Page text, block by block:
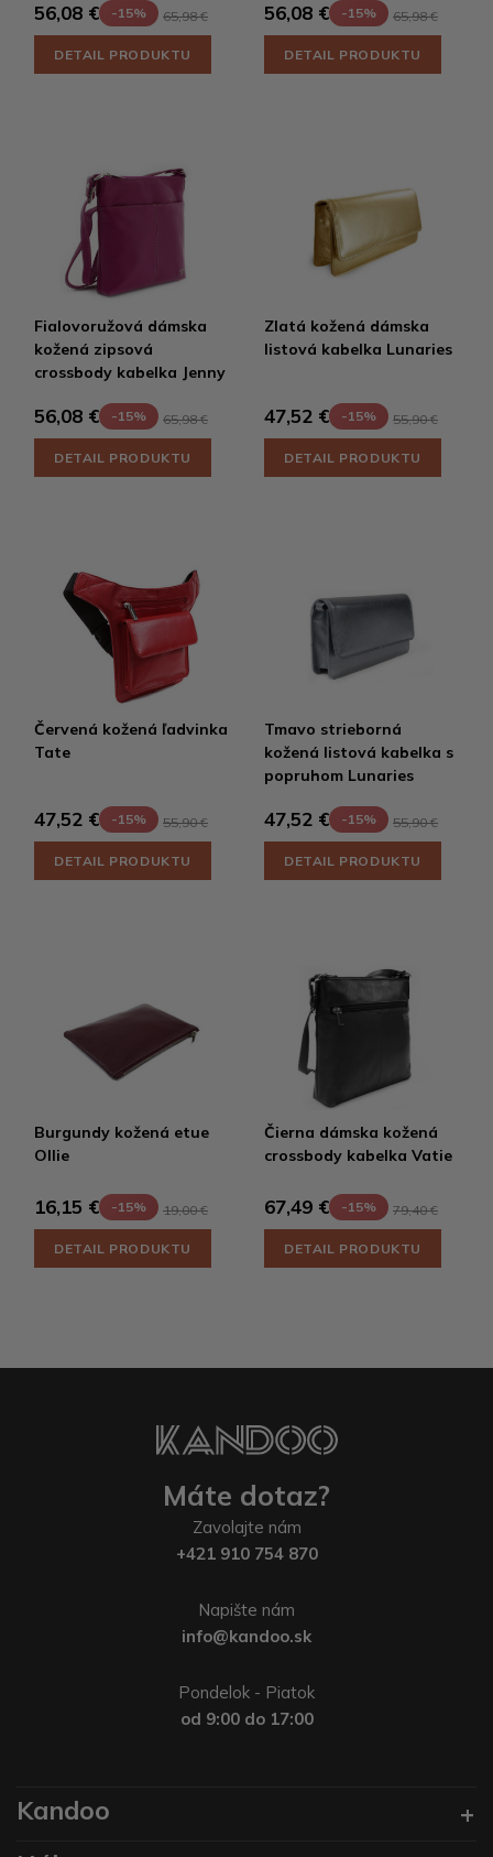
56,08 € -15% 65,98 €
DETAIL PRODUKTU
56,08 € -15% 65,98 €
DETAIL PRODUKTU
Fialovoružová dámska
kožená zipsová
crossbody kabelka Jenny
56,08 € -15% 65,98 €
DETAIL PRODUKTU
Zlatá kožená dámska
listová kabelka Lunaries
47,52 € -15% 55,90 €
DETAIL PRODUKTU
Červená kožená ľadvinka
Tate
47,52 € -15% 55,90 €
DETAIL PRODUKTU
Tmavo strieborná
kožená listová kabelka s
popruhom Lunaries
47,52 € -15% 55,90 €
DETAIL PRODUKTU
Burgundy kožená etue
Ollie
16,15 € -15% 19,00 €
DETAIL PRODUKTU
Čierna dámska kožená
crossbody kabelka Vatie
67,49 € -15% 79,40 €
DETAIL PRODUKTU
Máte dotaz?
Zavolajte nám
+421 910 754 870
Napište nám
info@kandoo.sk
Pondelok - Piatok
od 9:00 do 17:00
Kandoo